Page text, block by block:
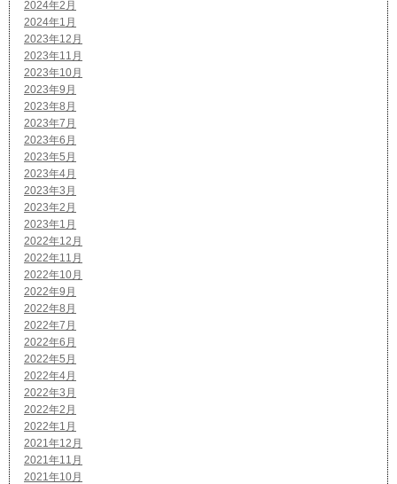
2024年2月
2024年1月
2023年12月
2023年11月
2023年10月
2023年9月
2023年8月
2023年7月
2023年6月
2023年5月
2023年4月
2023年3月
2023年2月
2023年1月
2022年12月
2022年11月
2022年10月
2022年9月
2022年8月
2022年7月
2022年6月
2022年5月
2022年4月
2022年3月
2022年2月
2022年1月
2021年12月
2021年11月
2021年10月